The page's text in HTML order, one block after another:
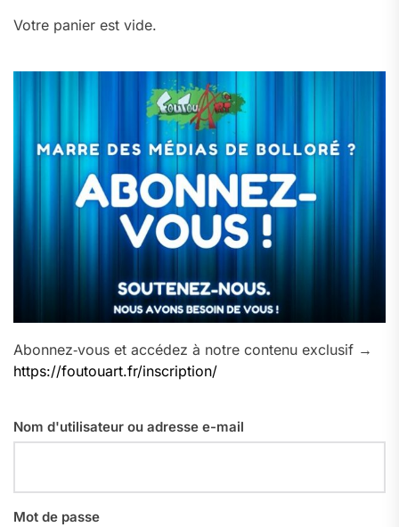
Votre panier est vide.
Abonnez‑vous et accédez à notre contenu exclusif →
https://foutouart.fr/inscription/
Nom d'utilisateur ou adresse e-mail
Mot de passe